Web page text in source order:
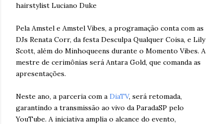
hairstylist Luciano Duke
Pela Amstel e Amstel Vibes, a programação conta com as
DJs Renata Corr, da festa Desculpa Qualquer Coisa, e Lily
Scott, além do Minhoqueens durante o Momento Vibes. A
mestre de cerimônias será Antara Gold, que comanda as
apresentações.
Neste ano, a parceria com a DiaTV, será retomada,
garantindo a transmissão ao vivo da ParadaSP pelo
YouTube. A iniciativa amplia o alcance do evento,